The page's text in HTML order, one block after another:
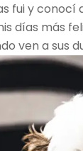
fui y
días más
ven a sus